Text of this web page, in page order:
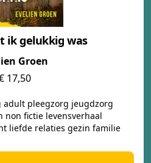
ik gelukkig was
Groen
17,50
adult pleegzorg jeugdzorg
non fictie levensverhaal
liefde relaties gezin familie